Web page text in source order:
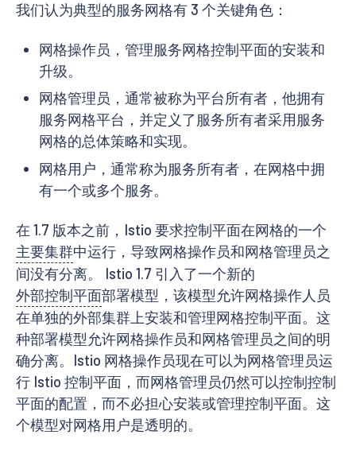
我们认为典型的服务网格有 3 个关键角色：
网格操作员，管理服务网格控制平面的安装和
升级。
网格管理员，通常被称为平台所有者，他拥有
服务网格平台，并定义了服务所有者采用服务
网格的总体策略和实现。
网格用户，通常称为服务所有者，在网格中拥
有一个或多个服务。
在 1.7 版本之前，Istio 要求控制平面在网格的一个
主要集群中运行，导致网格操作员和网格管理员之
间没有分离。 Istio 1.7 引入了一个新的
外部控制平面部署模型，该模型允许网格操作人员
在单独的外部集群上安装和管理网格控制平面。这
种部署模型允许网格操作员和网格管理员之间的明
确分离。Istio 网格操作员现在可以为网格管理员运
行 Istio 控制平面，而网格管理员仍然可以控制控制
平面的配置，而不必担心安装或管理控制平面。这
个模型对网格用户是透明的。